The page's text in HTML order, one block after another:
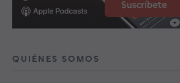
QUIÉNES SOMOS